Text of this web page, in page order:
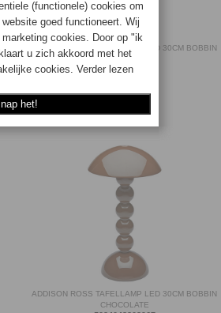
ADDISON ROSS TAFELLAMP LED 30CM BOBBIN
BLACK
5024043202394
ADDISON ROSS TAFELLAMP LED 30CM BOBBIN
CHOCOLATE